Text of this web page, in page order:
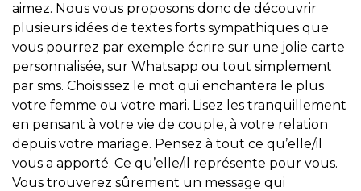
aimez. Nous vous proposons donc de découvrir
plusieurs idées de textes forts sympathiques que
vous pourrez par exemple écrire sur une jolie carte
personnalisée, sur Whatsapp ou tout simplement
par sms. Choisissez le mot qui enchantera le plus
votre femme ou votre mari. Lisez les tranquillement
en pensant à votre vie de couple, à votre relation
depuis votre mariage. Pensez à tout ce qu’elle/il
vous a apporté. Ce qu’elle/il représente pour vous.
Vous trouverez sûrement un message qui